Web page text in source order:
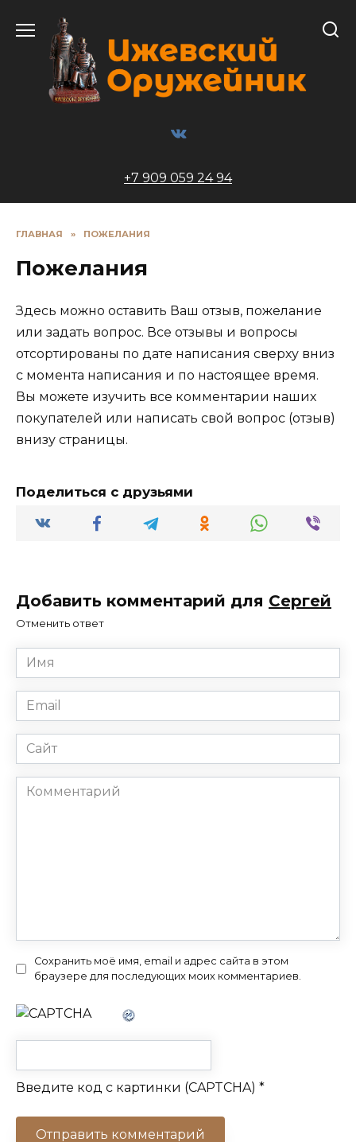
содержанию
+7 909 059 24 94
ГЛАВНАЯ » ПОЖЕЛАНИЯ
Пожелания
Здесь можно оставить Ваш отзыв, пожелание
или задать вопрос. Все отзывы и вопросы
отсортированы по дате написания сверху вниз
с момента написания и по настоящее время.
Вы можете изучить все комментарии наших
покупателей или написать свой вопрос (отзыв)
внизу страницы.
Поделиться с друзьями
Добавить комментарий для Сергей
Отменить ответ
Имя
*
Email
*
Сайт
Комментарий
Сохранить моё имя, email и адрес сайта в этом
браузере для последующих моих комментариев.
Введите код с картинки (CAPTCHA) *